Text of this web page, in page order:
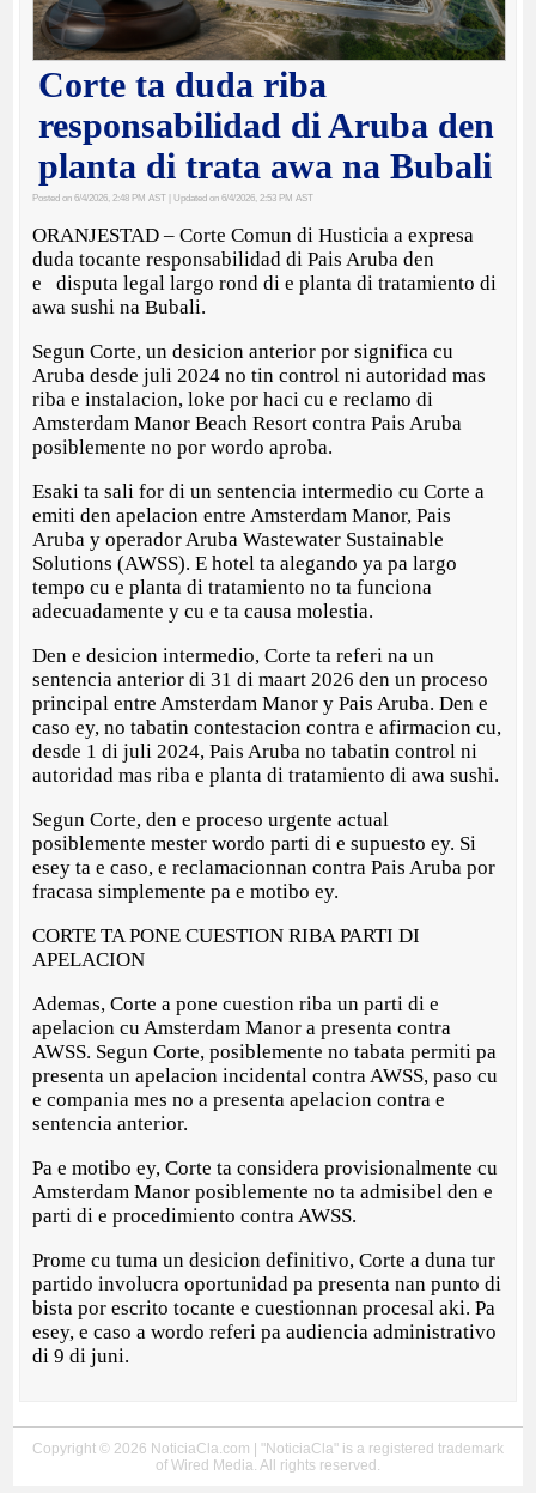
Corte ta duda riba
responsabilidad di Aruba den
planta di trata awa na Bubali
Posted on 6/4/2026, 2:48 PM AST | Updated on 6/4/2026, 2:53 PM AST
ORANJESTAD – Corte Comun di Husticia a expresa
duda tocante responsabilidad di Pais Aruba den
e disputa legal largo rond di e planta di tratamiento di
awa sushi na Bubali.
Segun Corte, un desicion anterior por significa cu
Aruba desde juli 2024 no tin control ni autoridad mas
riba e instalacion, loke por haci cu e reclamo di
Amsterdam Manor Beach Resort contra Pais Aruba
posiblemente no por wordo aproba.
Esaki ta sali for di un sentencia intermedio cu Corte a
emiti den apelacion entre Amsterdam Manor, Pais
Aruba y operador Aruba Wastewater Sustainable
Solutions (AWSS). E hotel ta alegando ya pa largo
tempo cu e planta di tratamiento no ta funciona
adecuadamente y cu e ta causa molestia.
Den e desicion intermedio, Corte ta referi na un
sentencia anterior di 31 di maart 2026 den un proceso
principal entre Amsterdam Manor y Pais Aruba. Den e
caso ey, no tabatin contestacion contra e afirmacion cu,
desde 1 di juli 2024, Pais Aruba no tabatin control ni
autoridad mas riba e planta di tratamiento di awa sushi.
Segun Corte, den e proceso urgente actual
posiblemente mester wordo parti di e supuesto ey. Si
esey ta e caso, e reclamacionnan contra Pais Aruba por
fracasa simplemente pa e motibo ey.
CORTE TA PONE CUESTION RIBA PARTI DI
APELACION
Ademas, Corte a pone cuestion riba un parti di e
apelacion cu Amsterdam Manor a presenta contra
AWSS. Segun Corte, posiblemente no tabata permiti pa
presenta un apelacion incidental contra AWSS, paso cu
e compania mes no a presenta apelacion contra e
sentencia anterior.
Pa e motibo ey, Corte ta considera provisionalmente cu
Amsterdam Manor posiblemente no ta admisibel den e
parti di e procedimiento contra AWSS.
Prome cu tuma un desicion definitivo, Corte a duna tur
partido involucra oportunidad pa presenta nan punto di
bista por escrito tocante e cuestionnan procesal aki. Pa
esey, e caso a wordo referi pa audiencia administrativo
di 9 di juni.
Copyright © 2026 NoticiaCla.com | "NoticiaCla" is a registered trademark
of Wired Media. All rights reserved.